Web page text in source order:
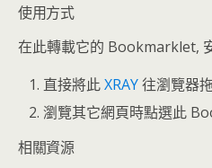
使用方式
在此轉載它的 Bookmarklet,
直接將此XRAY往瀏覽器
瀏覽其它網頁時點選此
相關資源